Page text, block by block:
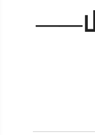
——山